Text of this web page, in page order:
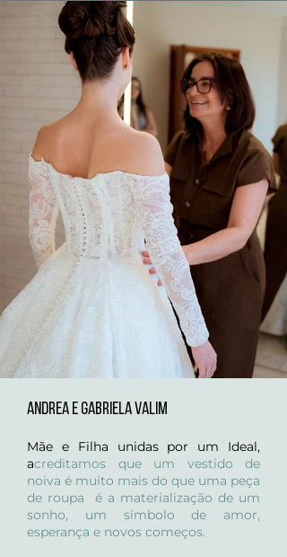
Andrea e Gabriela Valim
Mãe e Filha unidas por um Ideal,
acreditamos que um vestido de
noiva é muito mais do que uma peça
de roupa é a materialização de um
sonho, um símbolo de amor,
esperança e novos começos.